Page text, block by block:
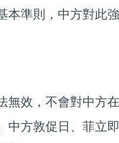
本準則，中方對此強
無效，不會對中方在
中方敦促日、菲立即